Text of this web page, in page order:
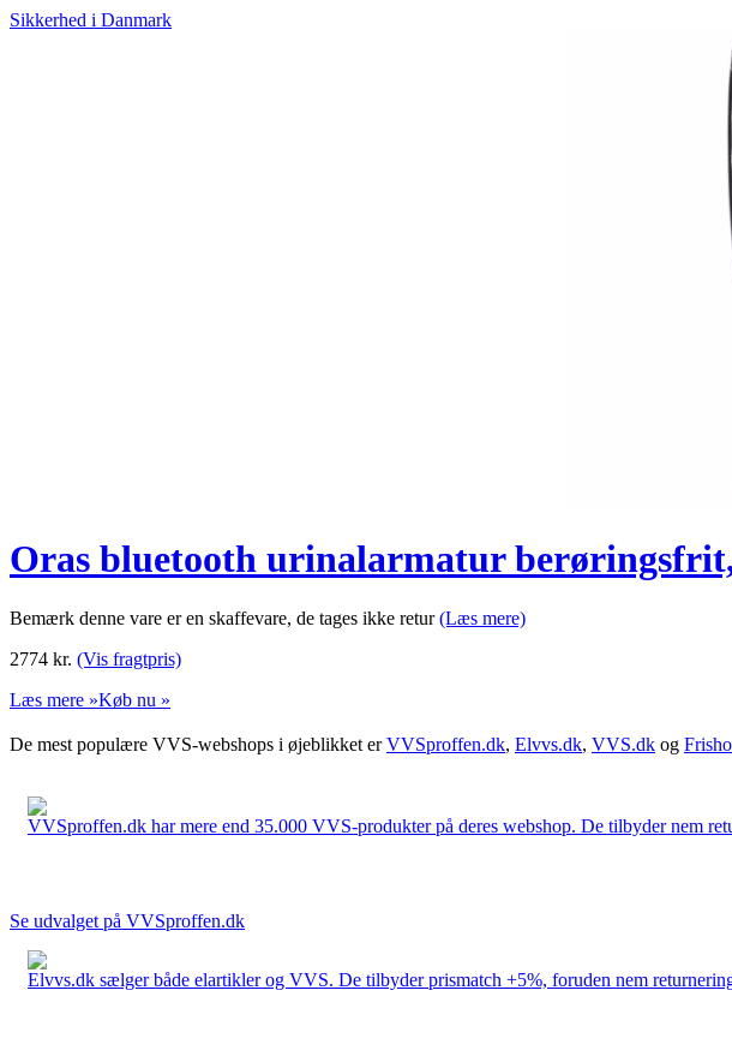
Sikkerhed i Danmark
Oras bluetooth urinalarmatur
Bemærk denne vare er en skaffevare, de tages ikke retur(Læs mere)
2774 kr. (Vis fragtpris)
Læs mere »Køb nu »
De mest populære VVS-webshops i øjeblikket erVVSproffen.dk, Elvvs.dk, VVS.dk og
VVSproffen.dk har mere end 35.000 VVS-produkter på deres webshop. De tilbyder nem
Se udvalget på VVSproffen.dk
Elvvs.dk sælger både elartikler og VVS. De tilbyder prismatch +5%, foruden nem